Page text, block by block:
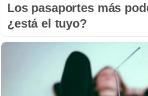
Los pasaportes más
¿está el tuyo?